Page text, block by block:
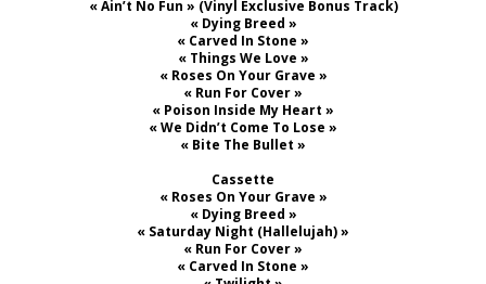
« Ain’t No Fun » (Vinyl Exclusive Bonus Track)
« Dying Breed »
« Carved In Stone »
« Things We Love »
« Roses On Your Grave »
« Run For Cover »
« Poison Inside My Heart »
« We Didn’t Come To Lose »
« Bite The Bullet »
Cassette
« Roses On Your Grave »
« Dying Breed »
« Saturday Night (Hallelujah) »
« Run For Cover »
« Carved In Stone »